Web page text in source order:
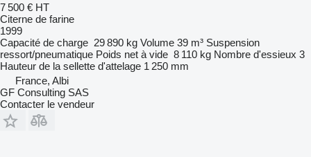
7 500 € HT
Citerne de farine
1999
Capacité de charge 29 890 kg Volume 39 m³ Suspension
ressort/pneumatique Poids net à vide 8 110 kg Nombre d'essieux 3
Hauteur de la sellette d'attelage 1 250 mm
France, Albi
GF Consulting SAS
Contacter le vendeur